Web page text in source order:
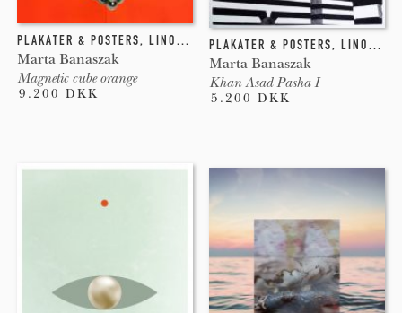
PLAKATER & POSTERS, LINOLEUMSTRYK
Marta Banaszak
Magnetic cube orange
9.200 DKK
PLAKATER & POSTERS,
Marta Banaszak
Khan Asad Pasha I
5.200 DKK